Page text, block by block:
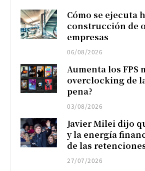
Cómo se ejecuta
construcción de
empresas
06/08/2026
Aumenta los FPS
overclocking de
pena?
03/08/2026
Javier Milei dijo
y la energía
de las
27/07/2026